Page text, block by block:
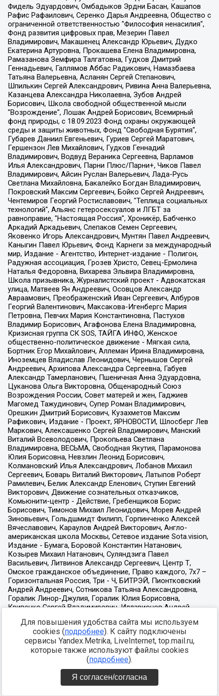
Для повышения удобства сайта мы используем
cookies (подробнее). К сайту подключены
сервисы Yandex.Metrika, LiveInternet, top.mail.ru,
которые также используют файлы cookies
(подробнее).
Я согласен/согласна